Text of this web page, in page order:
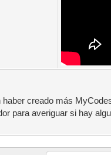
creado más
para averiguar si hay